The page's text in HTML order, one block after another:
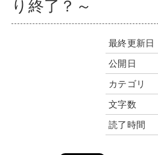
り終了？～
最終更新日
公開日
カテゴリ
文字数
読了時間